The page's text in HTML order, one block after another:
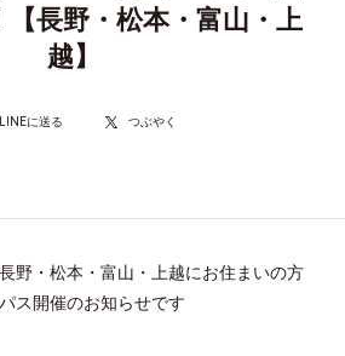
長野・松本・富山・上
越】
LINEに送る つぶやく
野・松本・富山・上越にお住まいの方
ス開催のお知らせです